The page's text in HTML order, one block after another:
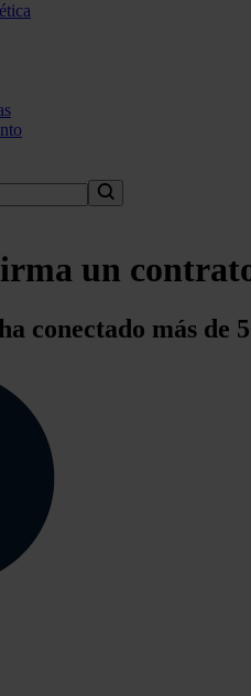
un
conectado más de